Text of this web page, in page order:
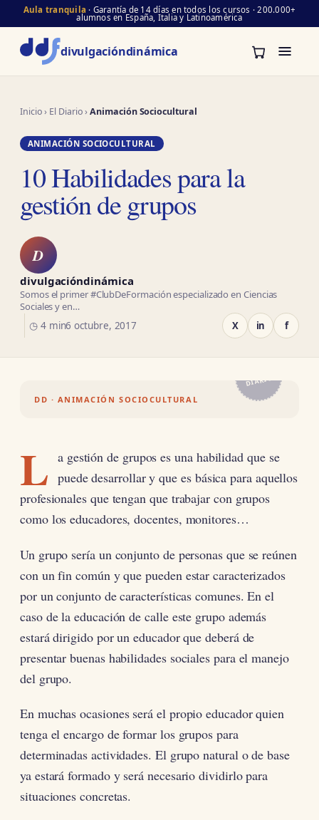
Aula tranquila · Garantía de 14 días en todos los cursos · 200.000+
alumnos en España, Italia y Latinoamérica
divulgacióndinámica
Inicio› El Diario›Animación Sociocultural
ANIMACIÓN SOCIOCULTURAL
10 Habilidades para la
gestión de grupos
D
divulgacióndinámica
Somos el primer #ClubDeFormación especializado en Ciencias
Sociales y en…
◷ 4 min6 octubre, 2017 X in f
DD · ANIMACIÓN SOCIOCULTURAL
DIARIO
L a gestión de grupos es una habilidad que se
puede desarrollar y que es básica para aquellos
profesionales que tengan que trabajar con grupos
como los educadores, docentes, monitores…
Un grupo sería un conjunto de personas que se reúnen
con un fin común y que pueden estar caracterizados
por un conjunto de características comunes. En el
caso de la educación de calle este grupo además
estará dirigido por un educador que deberá de
presentar buenas habilidades sociales para el manejo
del grupo.
En muchas ocasiones será el propio educador quien
tenga el encargo de formar los grupos para
determinadas actividades. El grupo natural o de base
ya estará formado y será necesario dividirlo para
situaciones concretas.